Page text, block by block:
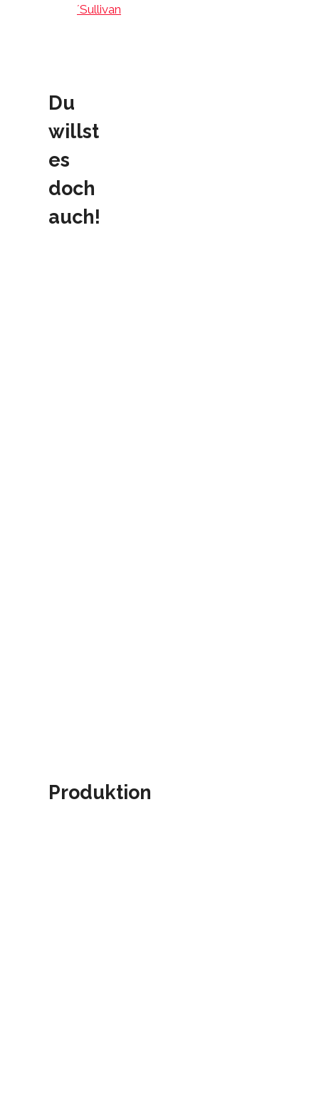
´Sullivan
Du
willst
es
doch
auch!
Produktion